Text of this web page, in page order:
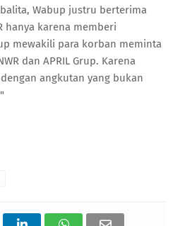
Wabup justru berterima
hanya karena memberi
mewakili para korban meminta
dan APRIL Grup. Karena
angkutan yang bukan